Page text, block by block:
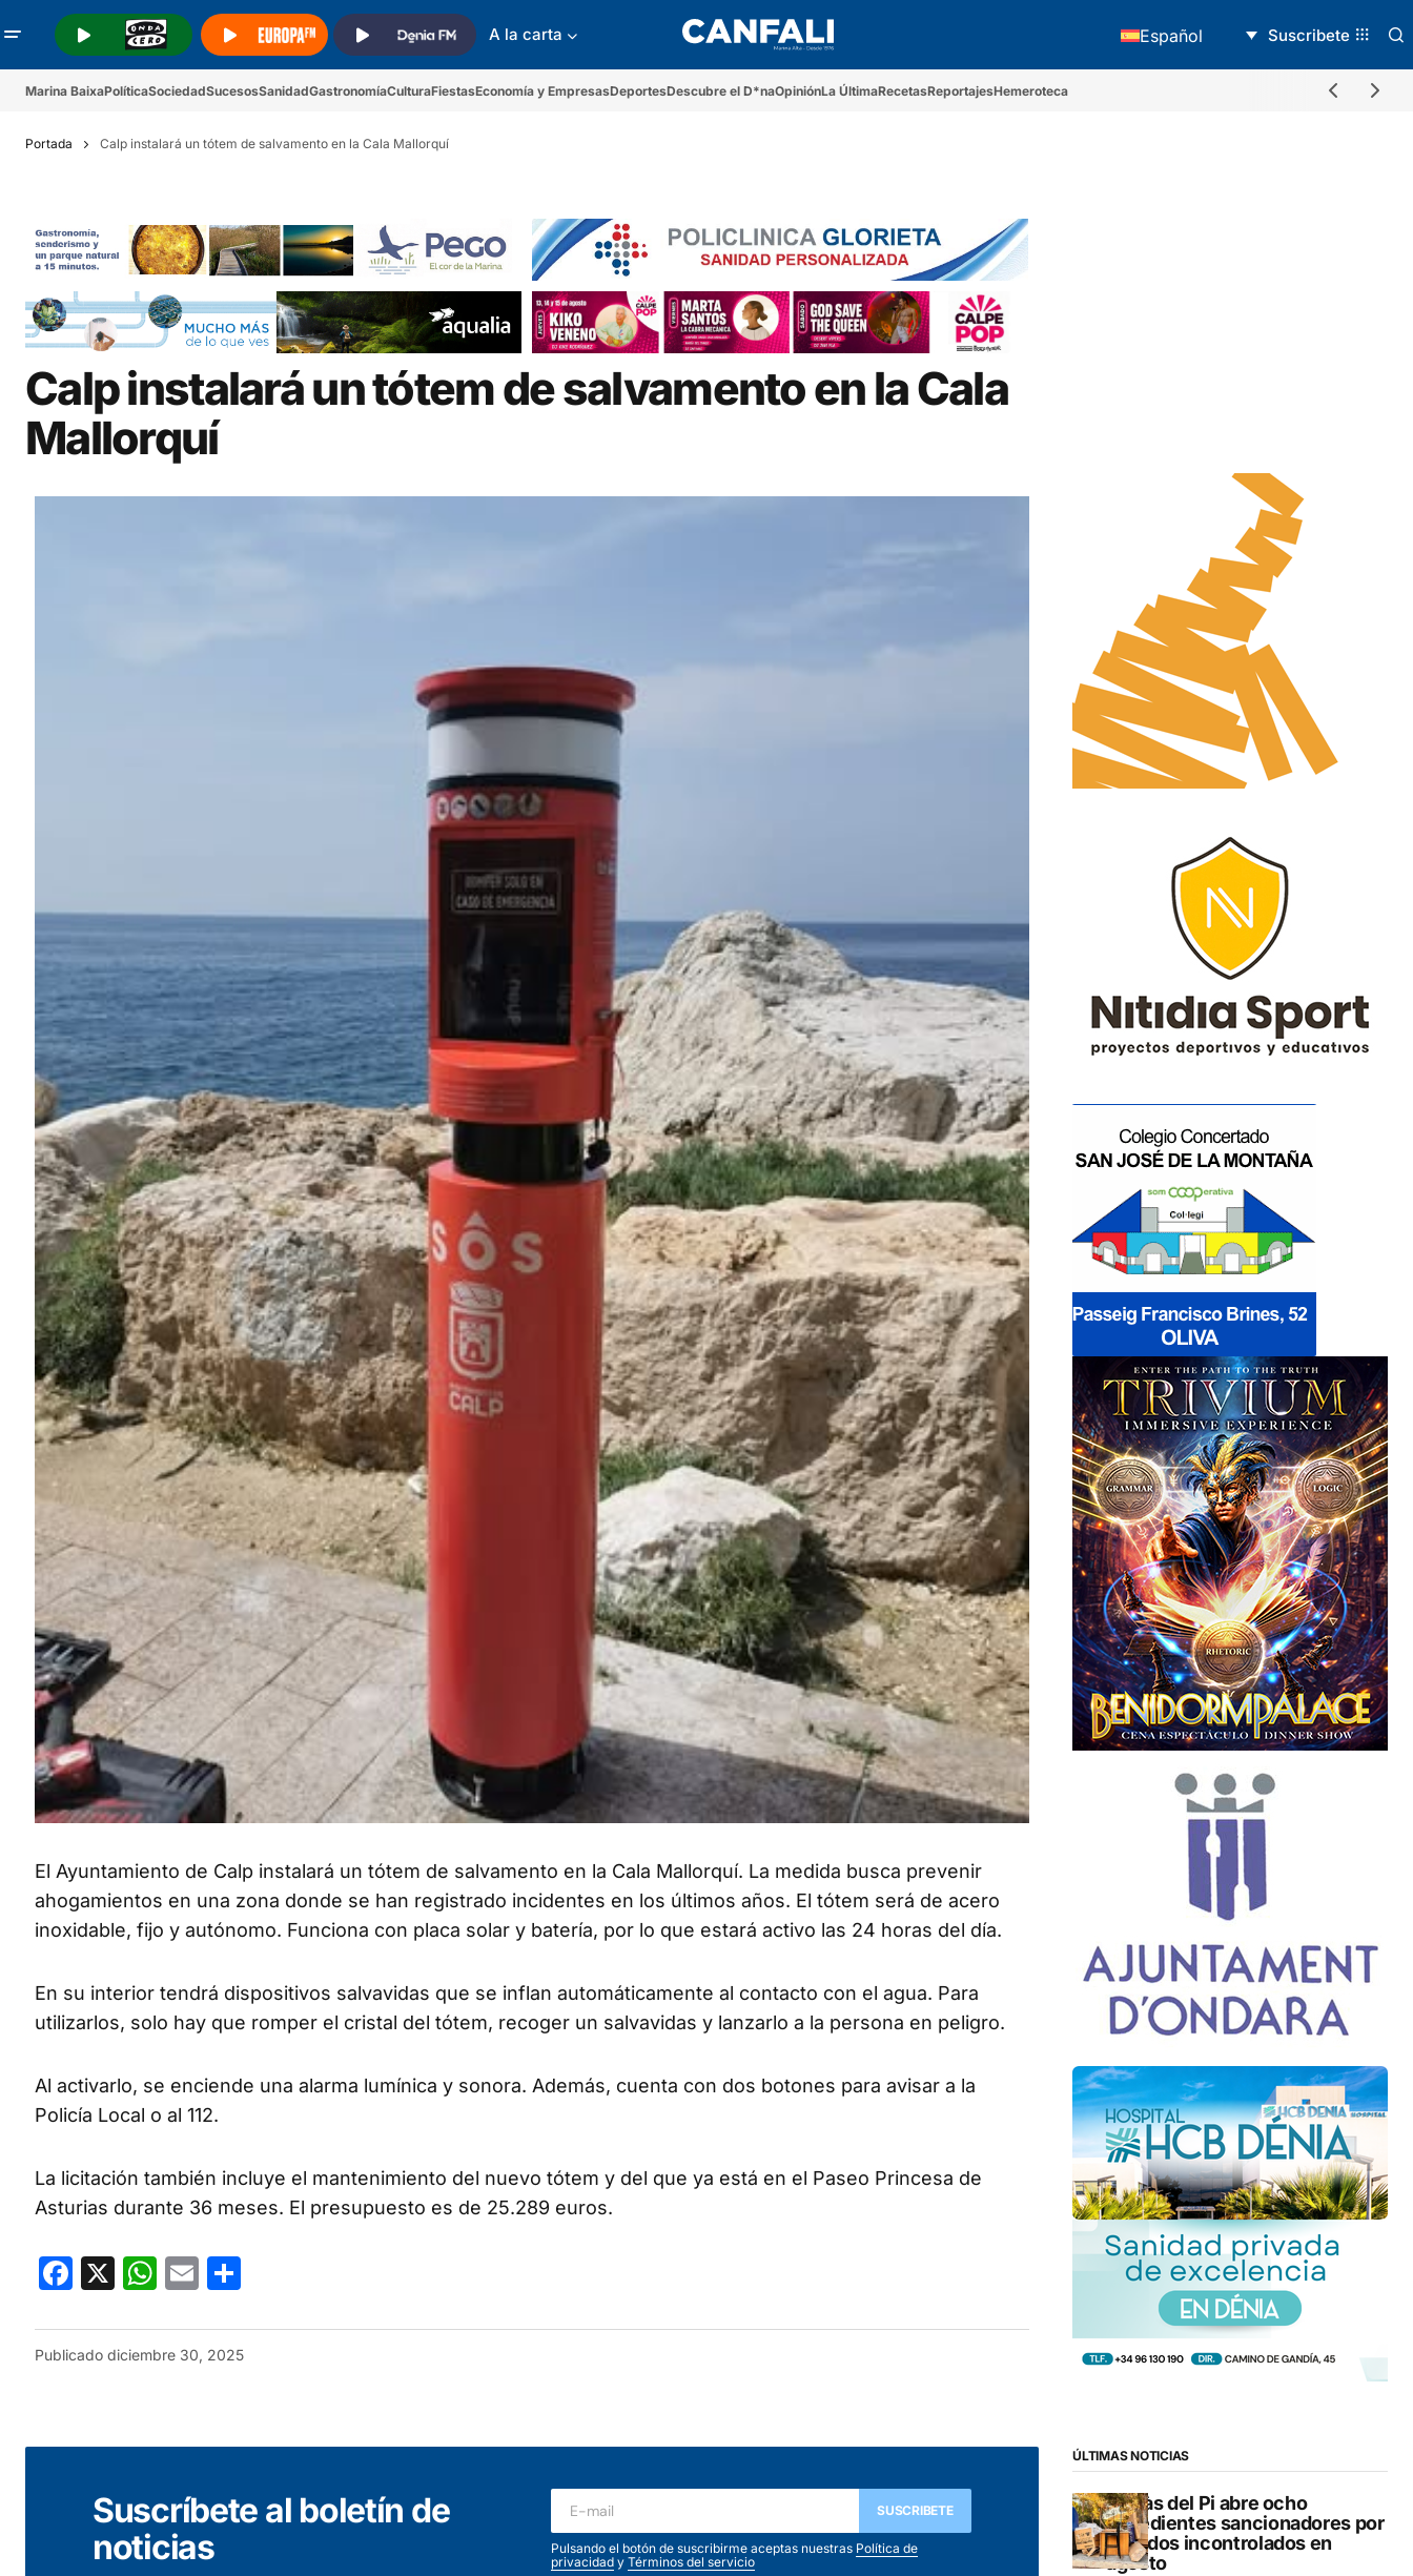
A la carta Español Suscribete
Marina BaixaPolíticaSociedadSucesosSanidadGastronomíaCulturaFiestasEconomía y EmpresasDeportesDescubre el D*naOpiniónLa ÚltimaRecetasReportajesHemeroteca
Portada Calp instalará un tótem de salvamento en la Cala Mallorquí
Calp instalará un tótem de salvamento en la Cala
Mallorquí
El Ayuntamiento de Calp instalará un tótem de salvamento en la Cala Mallorquí. La medida busca prevenir
ahogamientos en una zona donde se han registrado incidentes en los últimos años. El tótem será de acero
inoxidable, fijo y autónomo. Funciona con placa solar y batería, por lo que estará activo las 24 horas del día.
En su interior tendrá dispositivos salvavidas que se inflan automáticamente al contacto con el agua. Para
utilizarlos, solo hay que romper el cristal del tótem, recoger un salvavidas y lanzarlo a la persona en peligro.
Al activarlo, se enciende una alarma lumínica y sonora. Además, cuenta con dos botones para avisar a la
Policía Local o al 112.
La licitación también incluye el mantenimiento del nuevo tótem y del que ya está en el Paseo Princesa de
Asturias durante 36 meses. El presupuesto es de 25.289 euros.
Facebook
X WhatsApp
Email
Publicado diciembre 30, 2025
Suscríbete al boletín de
noticias
SUSCRIBETE
Pulsando el botón de suscribirme aceptas nuestras Política de
privacidad y Términos del servicio
ÚLTIMAS NOTICIAS
L’Alfàs del Pi abre ocho
expedientes sancionadores por
vertidos incontrolados en
agosto